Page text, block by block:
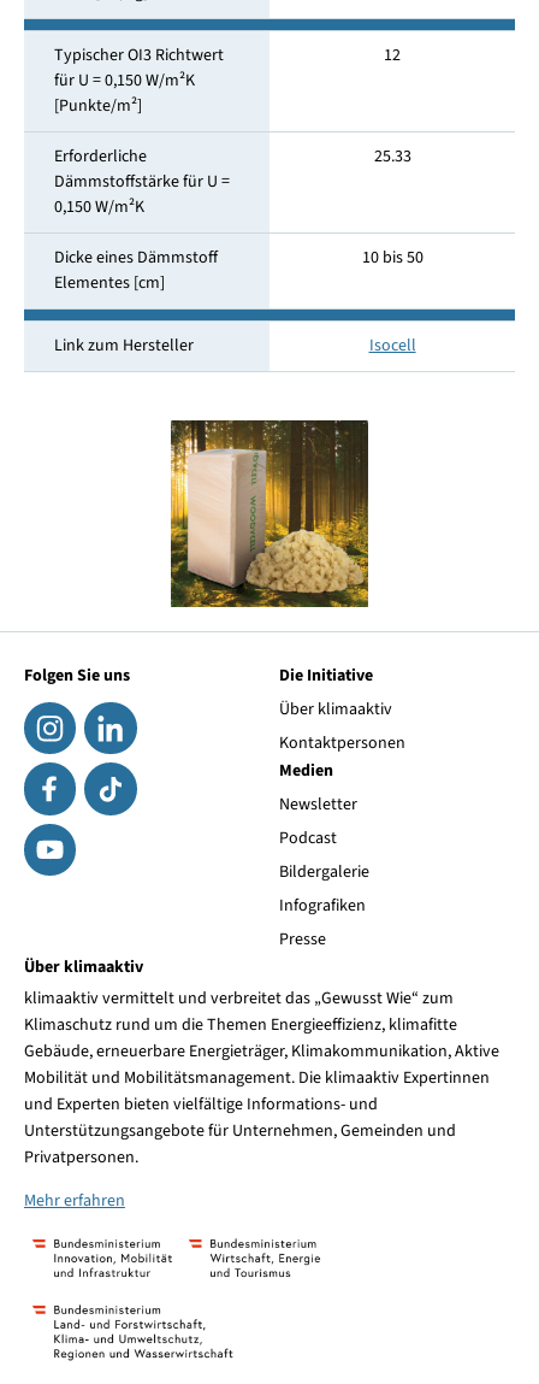
Typischer OI3 Richtwert
für U = 0,150 W/m²K
[Punkte/m²]
12
Erforderliche
Dämmstoffstärke für U =
0,150 W/m²K
25.33
Dicke eines Dämmstoff
Elementes [cm]
10 bis 50
Link zum Hersteller Isocell
Folgen Sie uns
Die Initiative
Über klimaaktiv
Kontaktpersonen
Medien
Newsletter
Podcast
Bildergalerie
Infografiken
Presse
Über klimaaktiv
klimaaktiv vermittelt und verbreitet das „Gewusst Wie“ zum
Klimaschutz rund um die Themen Energieeffizienz, klimafitte
Gebäude, erneuerbare Energieträger, Klimakommunikation, Aktive
Mobilität und Mobilitätsmanagement. Die klimaaktiv Expertinnen
und Experten bieten vielfältige Informations- und
Unterstützungsangebote für Unternehmen, Gemeinden und
Privatpersonen.
Mehr erfahren